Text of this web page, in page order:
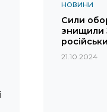
НОВИНИ
Сили
знищили
21.10.2024